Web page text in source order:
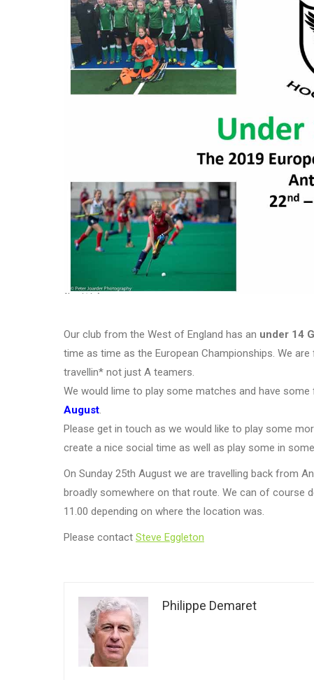
Our club from the West of England has an under 14
time as time as the European Championships. We
travellin* not just A teamers.
We would lime to play some matches and have
August.
Please get in touch as we would like to play some
create a nice social time as well as play some in
On Sunday 25th August we are travelling back from
broadly somewhere on that route. We can of course
11.00 depending on where the location was.
Please contact Steve Eggleton
Philippe Demaret